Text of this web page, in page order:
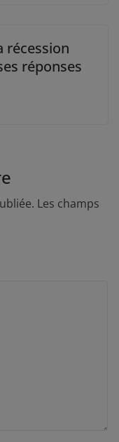
récession
réponses
Les champs